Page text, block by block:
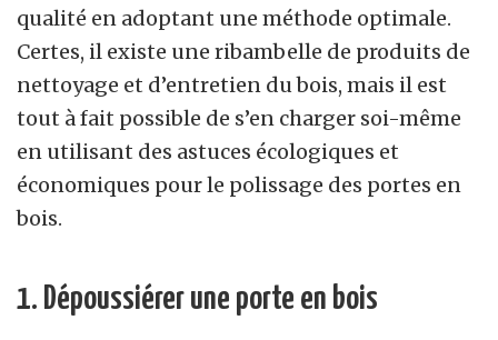
qualité en adoptant une méthode optimale.
Certes, il existe une ribambelle de produits de
nettoyage et d’entretien du bois, mais il est
tout à fait possible de s’en charger soi-même
en utilisant des astuces écologiques et
économiques pour le polissage des portes en
bois.
1. Dépoussiérer une porte en bois